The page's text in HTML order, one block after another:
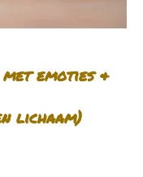
emoties &
lichaam)